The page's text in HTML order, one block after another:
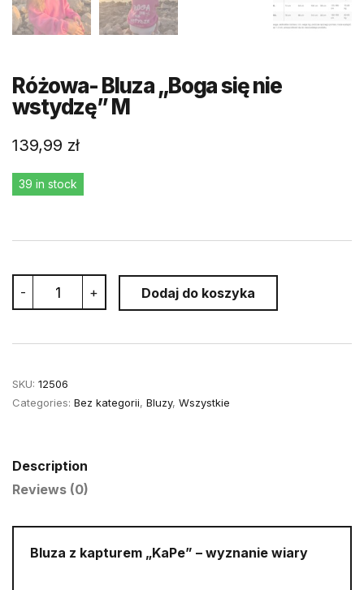
Różowa- Bluza „Boga się nie
wstydzę” M
139,99 zł
39 in stock
-
Bluza
"Boga
nie
M
quantity
+ Dodaj do koszyka
SKU: 12506
Categories: Bez kategorii, Bluzy, Wszystkie
Description
Reviews (0)
Bluza z kapturem „KaPe” – wyznanie wiary